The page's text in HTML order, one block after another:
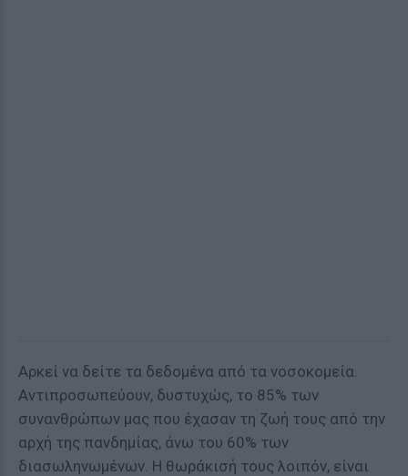
Αρκεί να δείτε τα δεδομένα από τα νοσοκομεία.
Αντιπροσωπεύουν, δυστυχώς, το 85% των
συνανθρώπων μας που έχασαν τη ζωή τους από την
αρχή της πανδημίας, άνω του 60% των
διασωληνωμένων. Η θωράκισή τους λοιπόν, είναι